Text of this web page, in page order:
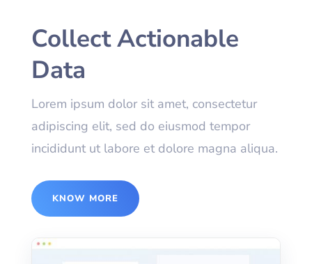
Collect Actionable
Data
Lorem ipsum dolor sit amet, consectetur
adipiscing elit, sed do eiusmod tempor
incididunt ut labore et dolore magna aliqua.
KNOW MORE